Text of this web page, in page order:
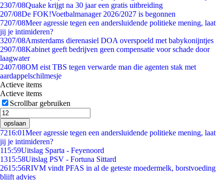
2307/08Quake krijgt na 30 jaar een gratis uitbreiding
207/08De FOK!Voetbalmanager 2026/2027 is begonnen
7207/08Meer agressie tegen een andersluidende politieke mening, laat
jij je intimideren?
3207/08Amsterdams dierenasiel DOA overspoeld met babykonijntjes
2907/08Kabinet geeft bedrijven geen compensatie voor schade door
laagwater
2407/08OM eist TBS tegen verwarde man die agenten stak met
aardappelschilmesje
Actieve items
Actieve items
Scrollbar gebruiken
opslaan
7216:01Meer agressie tegen een andersluidende politieke mening, laat
jij je intimideren?
115:59Uitslag Sparta - Feyenoord
1315:58Uitslag PSV - Fortuna Sittard
2615:56RIVM vindt PFAS in al de geteste moedermelk, borstvoeding
blijft advies